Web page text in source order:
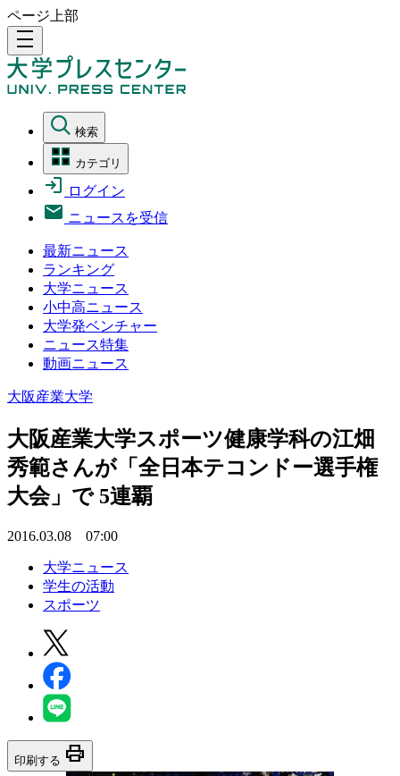
ページ上部
density_medium
検索
カテゴリ
ログイン
ニュースを受信
最新ニュース
ランキング
大学ニュース
小中高ニュース
大学発ベンチャー
ニュース特集
動画ニュース
大阪産業大学
大阪産業大学スポーツ健康学科の江畑
秀範さんが「全日本テコンドー選手権
大会」で 5連覇
2016.03.08 07:00
大学ニュース
学生の活動
スポーツ
印刷する print